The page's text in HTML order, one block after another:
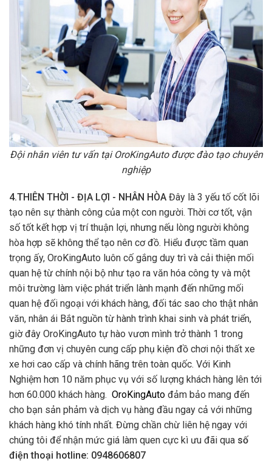
Đội nhân viên tư vấn tại OroKingAuto được đào tạo chuyên
nghiệp
4.THIÊN THỜI - ĐỊA LỢI - NHÂN HÒA Đây là 3 yếu tố cốt lõi
tạo nên sự thành công của một con người. Thời cơ tốt, vận
số tốt kết hợp vị trí thuận lợi, nhưng nếu lòng người không
hòa hợp sẽ không thể tạo nên cơ đồ. Hiểu được tầm quan
trọng ấy, OroKingAuto luôn cố gắng duy trì và cải thiện mối
quan hệ từ chính nội bộ như tạo ra văn hóa công ty và một
môi trường làm việc phát triển lành mạnh đến những mối
quan hệ đối ngoại với khách hàng, đối tác sao cho thật nhân
văn, nhân ái Bắt nguồn từ hành trình khai sinh và phát triển,
giờ đây OroKingAuto tự hào vươn mình trở thành 1 trong
những đơn vị chuyên cung cấp phụ kiện đồ chơi nội thất xe
xe hơi cao cấp và chính hãng trên toàn quốc. Với Kinh
Nghiệm hơn 10 năm phục vụ với số lượng khách hàng lên tới
hơn 60.000 khách hàng. OroKingAuto đảm bảo mang đến
cho bạn sản phảm và dịch vụ hàng đầu ngay cả với những
khách hàng khó tính nhất. Đừng chần chừ liên hệ ngay với
chúng tôi để nhận mức giá làm quen cực kì ưu đãi qua số
điện thoại hotline: 0948606807